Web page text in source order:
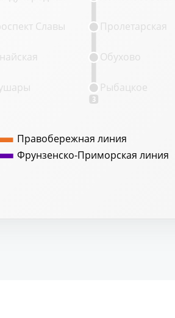
Правобережная линия
Фрунзенско-Приморская линия
3
Рыбацкое
Обухово
Пролетарская
Славы